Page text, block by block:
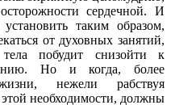
сердечной. И
таким образом,
от духовных занятий,
тела побудит снизойти к
Но и когда, более
нежели рабствуя
необходимости, должны